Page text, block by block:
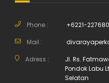
Phone : +6221-
Mail :
Adress :
Jl. Rs.
Pondok Labu
Selatan